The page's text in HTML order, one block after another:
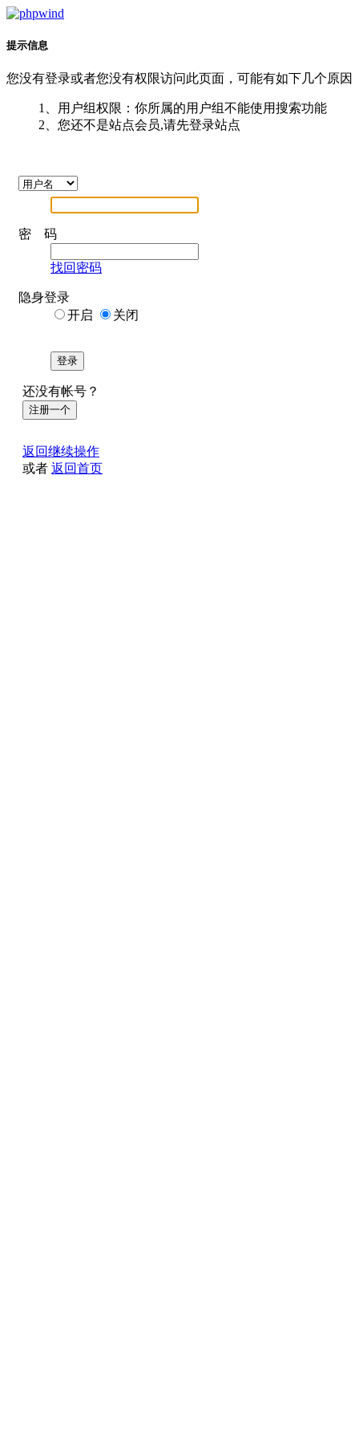
提示信息
您没有登录或者您没有权限访问此页面，可能有如下几个原因
1、用户组权限：你所属的用户组不能使用搜索功能
2、您还不是站点会员,请先登录站点
密 码
找回密码
隐身登录
开启
关闭
登录
还没有帐号？
注册一个
返回继续操作
或者 返回首页